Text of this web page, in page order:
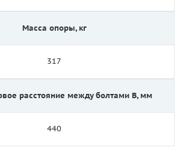
Масса опоры, кг
317
расстояние между болтами B, мм
440